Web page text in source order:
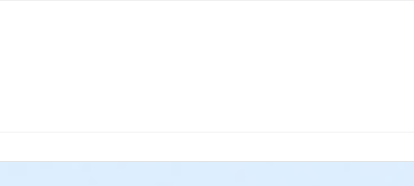
5* todo incluido desde el domingo 9 al sábado 15 /
/ Paquetes para cicilistas masculinos y femeninos, y